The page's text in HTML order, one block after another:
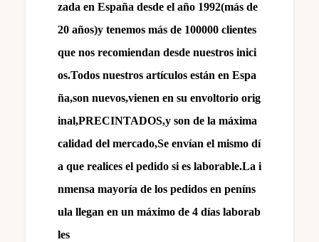
zada en España desde el año 1992(más de
20 años)y tenemos más de 100000 clientes
que nos recomiendan desde nuestros inici
os.Todos nuestros artículos están en Espa
ña,son nuevos,vienen en su envoltorio orig
inal,PRECINTADOS,y son de la máxima
calidad del mercado,Se envían el mismo dí
a que realices el pedido si es laborable.La i
nmensa mayoría de los pedidos en peníns
ula llegan en un máximo de 4 días laborab
les